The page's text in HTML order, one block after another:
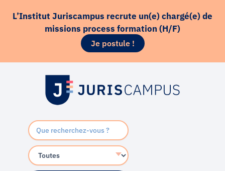
principal
L’Institut Juriscampus recrute un(e) chargé(e) de
missions process formation (H/F)
Je postule !